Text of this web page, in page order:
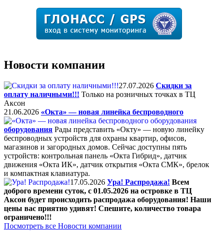
Новости компании
27.07.2026 Скидки за
оплату наличными!!! Только на розничных точках в ТЦ
Аксон
21.06.2026 «Окта» — новая линейка беспроводного
оборудования Рады представить «Окту» — новую линейку
беспроводных устройств для охраны квартир, офисов,
магазинов и загородных домов. Сейчас доступны пять
устройств: контрольная панель «Окта Гибрид», датчик
движения «Окта ИК», датчик открытия «Окта СМК», брелок
и компактная клавиатура.
17.05.2026 Ура! Распродажа! Всем
доброго времени суток, с 01.05.2026 на островке в ТЦ
Аксон будет происходить распродажа оборудования! Наши
цены вас приятно удивят! Спешите, количество товара
ограничено!!!
Посмотреть все Новости компании